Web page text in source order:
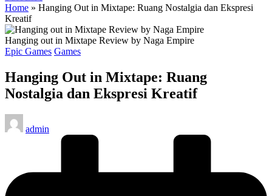
Home » Hanging Out in Mixtape: Ruang Nostalgia dan Ekspresi
Kreatif
Hanging out in Mixtape Review by Naga Empire
Posted
Epic Games Games
Hanging Out in Mixtape: Ruang
Nostalgia dan Ekspresi Kreatif
Posted
by
admin